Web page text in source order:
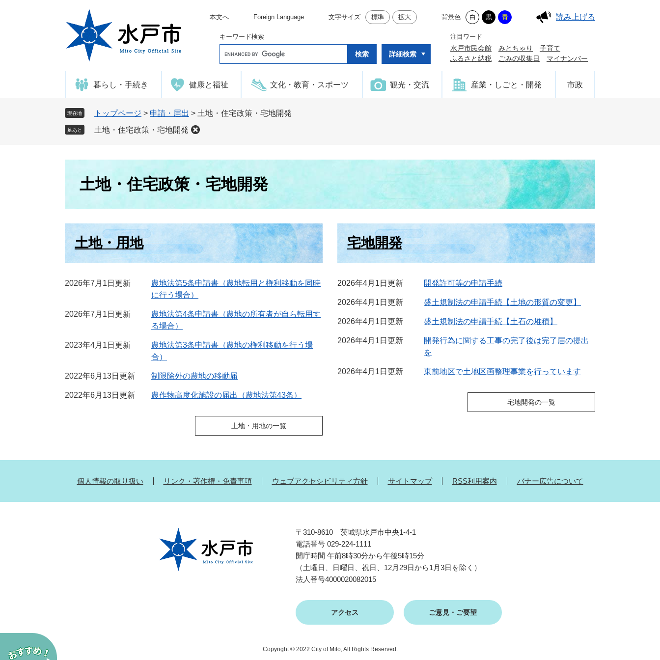
本文へ Foreign Language 文字サイズ 標準 拡大 背景色 白 黒 青 読み上げる
キーワード検索
o
e
タ
ム
詳細検索
注目ワード
水戸市民会館 みとちゃり
子育て
ふるさと納税
ごみの収集日 マイナンバー
暮らし・手続き 健康と福祉 文化・教育・スポーツ 観光・交流 産業・しごと・開発 市政
現在地 トップページ > 申請・届出 > 土地・住宅政策・宅地開発
足あと 土地・住宅政策・宅地開発
土地・住宅政策・宅地開発
土地・用地
2026年7月1日更新
農地法第5条申請書（農地転用と権利移動を同時
に行う場合）
2026年7月1日更新
農地法第4条申請書（農地の所有者が自ら転用す
る場合）
2023年4月1日更新
農地法第3条申請書（農地の権利移動を行う場
合）
2022年6月13日更新 制限除外の農地の移動届
2022年6月13日更新 農作物高度化施設の届出（農地法第43条）
土地・用地の一覧
宅地開発
2026年4月1日更新 開発許可等の申請手続
2026年4月1日更新 盛土規制法の申請手続【土地の形質の変更】
2026年4月1日更新 盛土規制法の申請手続【土石の堆積】
2026年4月1日更新
開発行為に関する工事の完了後は完了届の提出
を
2026年4月1日更新 東前地区で土地区画整理事業を行っています
宅地開発の一覧
個人情報の取り扱い リンク・著作権・免責事項 ウェブアクセシビリティ方針 サイトマップ RSS利用案内 バナー広告について
〒310-8610 茨城県水戸市中央1-4-1
電話番号 029-224-1111
開庁時間 午前8時30分から午後5時15分
（土曜日、日曜日、祝日、12月29日から1月3日を除く）
法人番号4000020082015
アクセス ご意見・ご要望
Copyright © 2022 City of Mito, All Rights Reserved.